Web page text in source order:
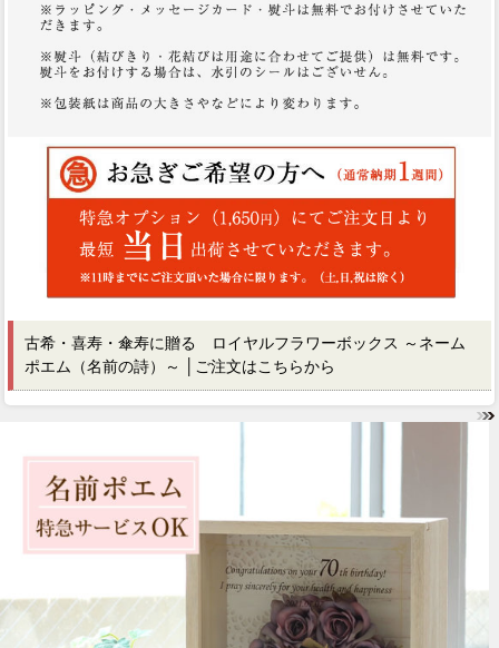
古希・喜寿・傘寿に贈る ロイヤルフラワーボックス ～ネーム
ポエム（名前の詩）～
│ご注文はこちらから